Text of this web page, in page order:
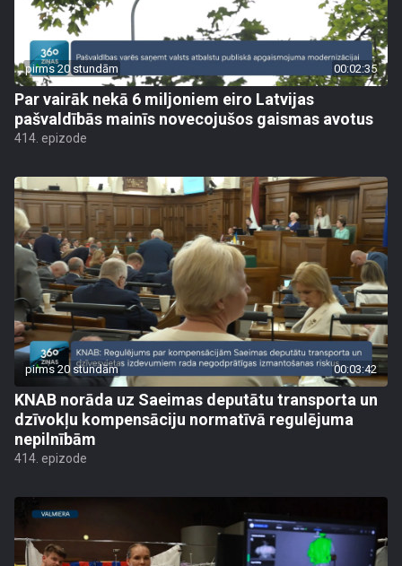
pirms 20 stundām 00:02:35
Par vairāk nekā 6 miljoniem eiro Latvijas
pašvaldībās mainīs novecojušos gaismas avotus
414. epizode
pirms 20 stundām 00:03:42
KNAB norāda uz Saeimas deputātu transporta un
dzīvokļu kompensāciju normatīvā regulējuma
nepilnībām
414. epizode